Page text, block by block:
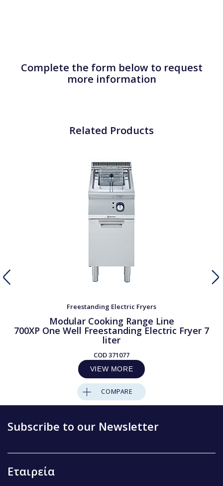
Complete the form below to request
more information
Related Products
Freestanding Electric Fryers
Modular Cooking Range Line
700XP One Well Freestanding Electric Fryer 7
liter
COD371077
VIEW MORE
COMPARE
Subscribe to our Newsletter
Εταιρεία